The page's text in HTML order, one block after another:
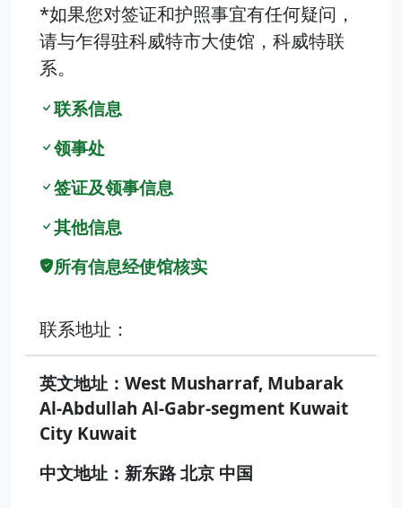
*如果您对签证和护照事宜有任何疑问，
请与乍得驻科威特市大使馆，科威特联
系。
联系信息
领事处
签证及领事信息
其他信息
所有信息经使馆核实
联系地址：
英文地址：West Musharraf, Mubarak
Al-Abdullah Al-Gabr-segment Kuwait
City Kuwait
中文地址：新东路 北京 中国